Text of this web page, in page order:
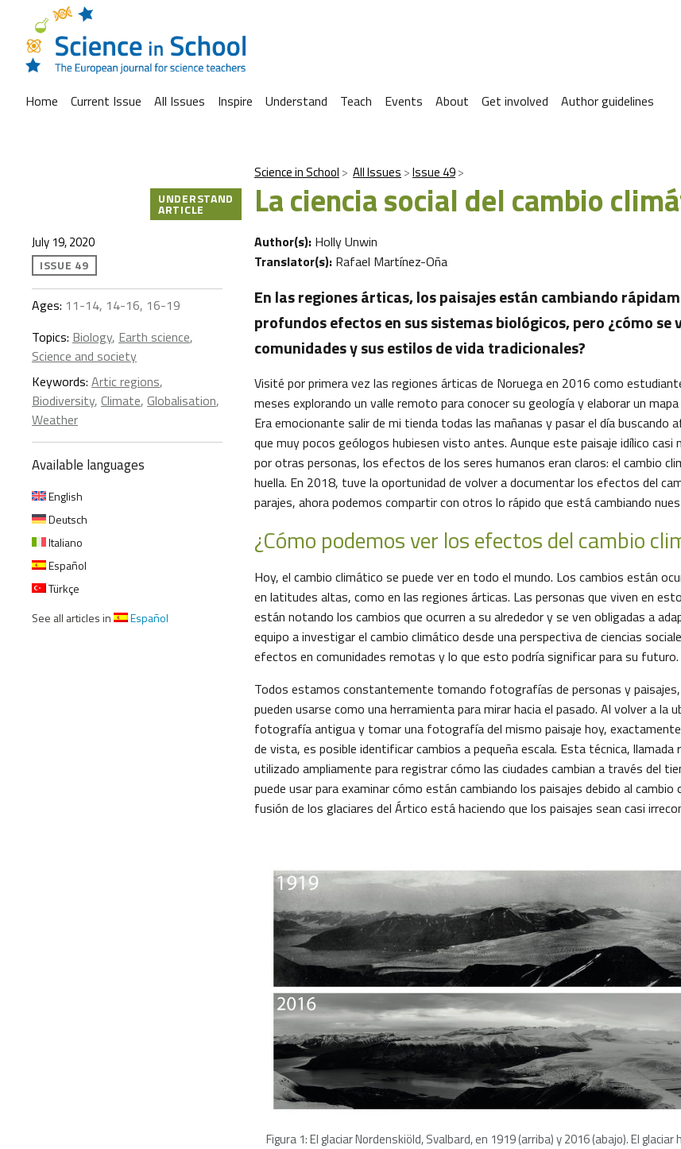
Home Current Issue All Issues Inspire Understand Teach Events About Get involved Author guidelines
Science in School All Issues Issue 49
La ciencia social del cambio
UNDERSTAND
ARTICLE
July 19, 2020
ISSUE 49
Ages: 11-14, 14-16, 16-19
Topics: Biology, Earth science,
Science and society
Keywords: Artic regions,
Biodiversity, Climate, Globalisation,
Weather
Available languages
English
Deutsch
Italiano
Español
Türkçe
See all articles in
Español
Author(s): Holly Unwin
Translator(s): Rafael Martínez-Oña
En las regiones árticas, los paisajes están cambiando
profundos efectos en sus sistemas biológicos, pero ¿cómo se
comunidades y sus estilos de vida tradicionales?
Visité por primera vez las regiones árticas de Noruega en 2016 como
meses explorando un valle remoto para conocer su geología y elaborar un
Era emocionante salir de mi tienda todas las mañanas y pasar el día buscando
que muy pocos geólogos hubiesen visto antes. Aunque este paisaje idílico casi
por otras personas, los efectos de los seres humanos eran claros: el cambio
huella. En 2018, tuve la oportunidad de volver a documentar los efectos del
parajes, ahora podemos compartir con otros lo rápido que está cambiando
¿Cómo podemos ver los efectos del cambio
Hoy, el cambio climático se puede ver en todo el mundo. Los cambios están
en latitudes altas, como en las regiones árticas. Las personas que viven en
están notando los cambios que ocurren a su alrededor y se ven obligadas a
equipo a investigar el cambio climático desde una perspectiva de ciencias
efectos en comunidades remotas y lo que esto podría significar para su futuro.
Todos estamos constantemente tomando fotografías de personas y
pueden usarse como una herramienta para mirar hacia el pasado. Al volver a la
fotografía antigua y tomar una fotografía del mismo paisaje hoy,
de vista, es posible identificar cambios a pequeña escala. Esta técnica,
utilizado ampliamente para registrar cómo las ciudades cambian a través del
puede usar para examinar cómo están cambiando los paisajes debido al
fusión de los glaciares del Ártico está haciendo que los paisajes sean casi
Figura 1: El glaciar Nordenskiöld, Svalbard, en 1919 (arriba) y 2016 (abajo). El